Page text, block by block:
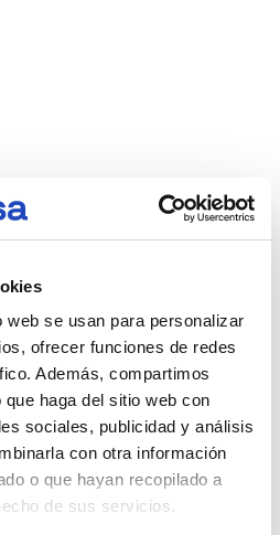
se usan para personalizar
ofrecer funciones de redes
Además, compartimos
haga del sitio web con
sociales, publicidad y análisis
con otra información
o que hayan recopilado a
de sus servicios.